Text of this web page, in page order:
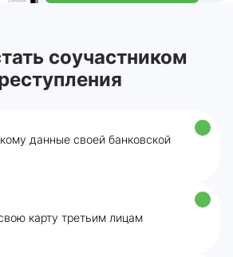
соучастником
данные своей банковской
карту третьим лицам